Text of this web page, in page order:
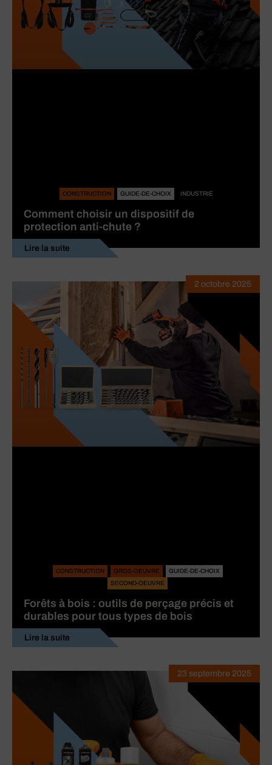
CONSTRUCTION GUIDE-DE-CHOIX INDUSTRIE
Comment choisir un dispositif de
protection anti-chute ?
Lire la suite
CONSTRUCTION GROS-OEUVRE
GUIDE-DE-CHOIX
SECOND-OEUVRE
Forêts à bois : outils de perçage précis et
durables pour tous types de bois
Lire la suite
2 octobre 2025
23 septembre 2025